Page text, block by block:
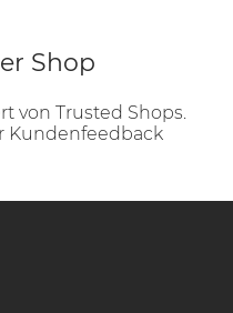
Shop
von Trusted Shops.
Kundenfeedback